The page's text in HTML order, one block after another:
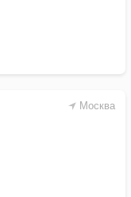
Москва